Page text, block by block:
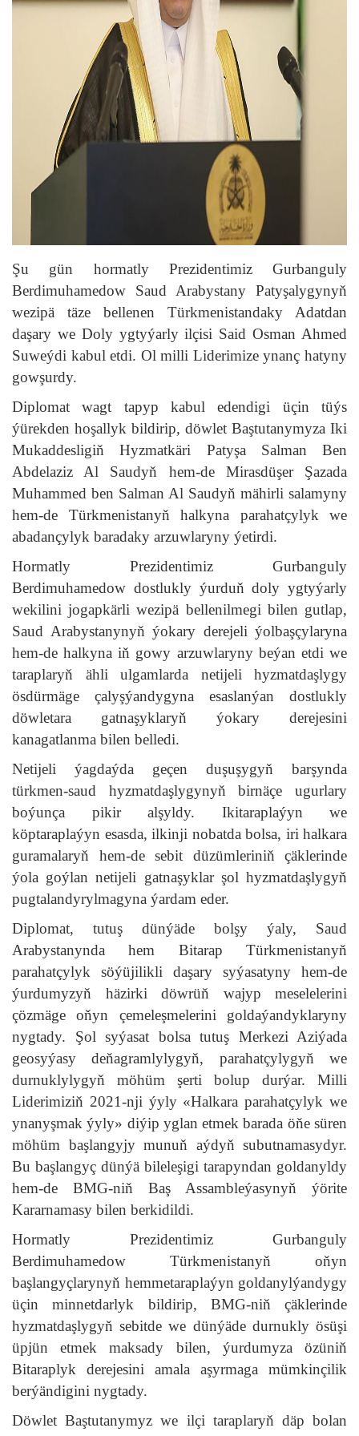
Şu gün hormatly Prezidentimiz Gurbanguly
Berdimuhamedow Saud Arabystany Patyşalygynyň
wezipä täze bellenen Türkmenistandaky Adatdan
daşary we Doly ygtyýarly ilçisi Said Osman Ahmed
Suweýdi kabul etdi. Ol milli Liderimize ynanç hatyny
gowşurdy.
Diplomat wagt tapyp kabul edendigi üçin tüýs
ýürekden hoşallyk bildirip, döwlet Baştutanymyza Iki
Mukaddesligiň Hyzmatkäri Patyşa Salman Ben
Abdelaziz Al Saudyň hem-de Mirasdüşer Şazada
Muhammed ben Salman Al Saudyň mähirli salamyny
hem-de Türkmenistanyň halkyna parahatçylyk we
abadançylyk baradaky arzuwlaryny ýetirdi.
Hormatly Prezidentimiz Gurbanguly
Berdimuhamedow dostlukly ýurduň doly ygtyýarly
wekilini jogapkärli wezipä bellenilmegi bilen gutlap,
Saud Arabystanynyň ýokary derejeli ýolbaşçylaryna
hem-de halkyna iň gowy arzuwlaryny beýan etdi we
taraplaryň ähli ulgamlarda netijeli hyzmatdaşlygy
ösdürmäge çalyşýandygyna esaslanýan dostlukly
döwletara gatnaşyklaryň ýokary derejesini
kanagatlanma bilen belledi.
Netijeli ýagdaýda geçen duşuşygyň barşynda
türkmen-saud hyzmatdaşlygynyň birnäçe ugurlary
boýunça pikir alşyldy. Ikitaraplaýyn we
köptaraplaýyn esasda, ilkinji nobatda bolsa, iri halkara
guramalaryň hem-de sebit düzümleriniň çäklerinde
ýola goýlan netijeli gatnaşyklar şol hyzmatdaşlygyň
pugtalandyrylmagyna ýardam eder.
Diplomat, tutuş dünýäde bolşy ýaly, Saud
Arabystanynda hem Bitarap Türkmenistanyň
parahatçylyk söýüjilikli daşary syýasatyny hem-de
ýurdumyzyň häzirki döwrüň wajyp meselelerini
çözmäge oňyn çemeleşmelerini goldaýandyklaryny
nygtady. Şol syýasat bolsa tutuş Merkezi Aziýada
geosyýasy deňagramlylygyň, parahatçylygyň we
durnuklylygyň möhüm şerti bolup durýar. Milli
Liderimiziň 2021-nji ýyly «Halkara parahatçylyk we
ynanyşmak ýyly» diýip yglan etmek barada öňe süren
möhüm başlangyjy munuň aýdyň subutnamasydyr.
Bu başlangyç dünýä bileleşigi tarapyndan goldanyldy
hem-de BMG-niň Baş Assambleýasynyň ýörite
Kararnamasy bilen berkidildi.
Hormatly Prezidentimiz Gurbanguly
Berdimuhamedow Türkmenistanyň oňyn
başlangyçlarynyň hemmetaraplaýyn goldanylýandygy
üçin minnetdarlyk bildirip, BMG-niň çäklerinde
hyzmatdaşlygyň sebitde we dünýäde durnukly ösüşi
üpjün etmek maksady bilen, ýurdumyza özüniň
Bitaraplyk derejesini amala aşyrmaga mümkinçilik
berýändigini nygtady.
Döwlet Baştutanymyz we ilçi taraplaryň däp bolan